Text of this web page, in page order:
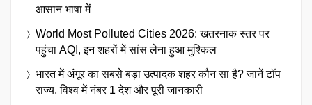
आसान भाषा में
World Most Polluted Cities 2026: खतरनाक स्तर पर
पहुंचा AQI, इन शहरों में सांस लेना हुआ मुश्किल
भारत में अंगूर का सबसे बड़ा उत्पादक शहर कौन सा है? जानें टॉप
राज्य, विश्व में नंबर 1 देश और पूरी जानकारी